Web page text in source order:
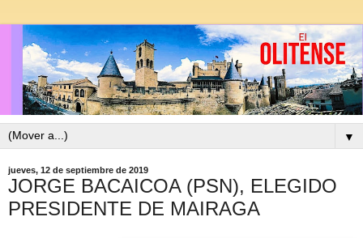
▼
jueves, 12 de septiembre de 2019
JORGE BACAICOA (PSN), ELEGIDO
PRESIDENTE DE MAIRAGA